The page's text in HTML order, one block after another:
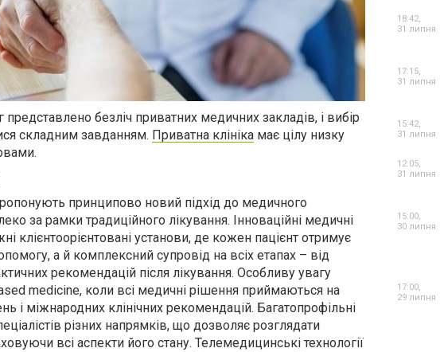
безліч приватних медичних закладів, і вибір
складним завданням. Приватна клініка має цілу низку
принципово новий підхід до медичного
за рамки традиційного лікування. Інноваційні медичні
клієнтоорієнтовані установи, де кожен пацієнт отримує
а й комплексний супровід на всіх етапах – від
рекомендацій після лікування. Особливу увагу
medicine, коли всі медичні рішення приймаються на
і міжнародних клінічних рекомендацій. Багатопрофільні
різних напрямків, що дозволяє розглядати
всі аспекти його стану. Телемедицинські технології
18:42,
31 липня
17:15,
31 липня
15:42,
31 липня
12:05,
31 липня
15:00,
30 липня
17:00,
29 липня